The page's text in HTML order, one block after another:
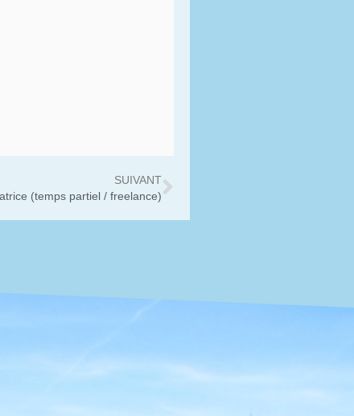
SUIVANT
(temps partiel / freelance)